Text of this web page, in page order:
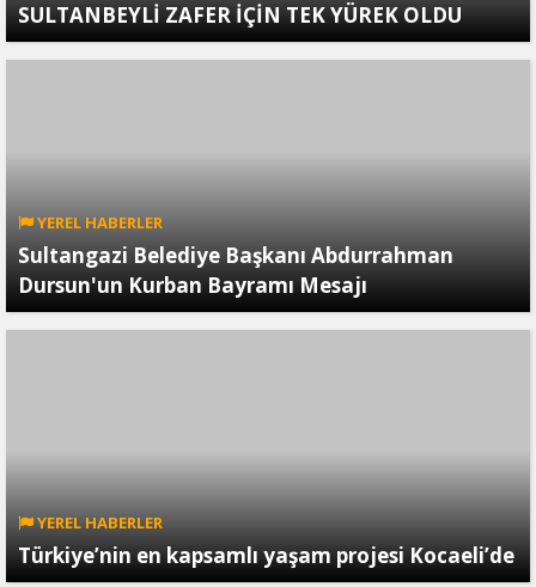
SULTANBEYLİ ZAFER İÇİN TEK YÜREK OLDU
YEREL HABERLER
Sultangazi Belediye Başkanı Abdurrahman
Dursun'un Kurban Bayramı Mesajı
YEREL HABERLER
Türkiye’nin en kapsamlı yaşam projesi Kocaeli’de